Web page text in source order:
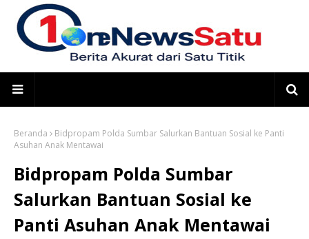
Beranda
Bidpropam Polda Sumbar Salurkan Bantuan Sosial ke Panti
Asuhan Anak Mentawai
Bidpropam Polda Sumbar
Salurkan Bantuan Sosial ke
Panti Asuhan Anak Mentawai